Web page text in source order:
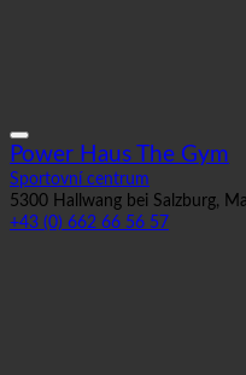
Power Haus The Gym
Sportovní centrum
5300 Hallwang bei Salzburg,
+43 (0) 662 66 56 57